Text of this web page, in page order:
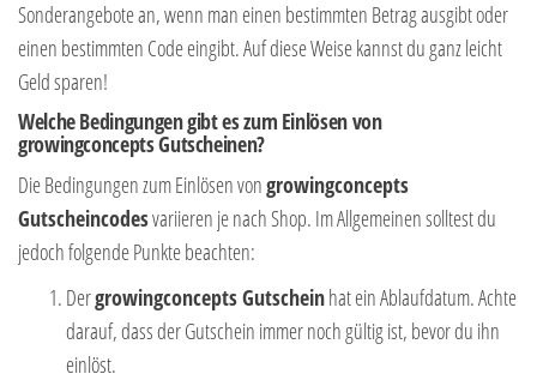
Sonderangebote an, wenn man einen bestimmten Betrag ausgibt oder
einen bestimmten Code eingibt. Auf diese Weise kannst du ganz leicht
Geld sparen!
Welche Bedingungen gibt es zum Einlösen von
growingconcepts Gutscheinen?
Die Bedingungen zum Einlösen vongrowingconcepts
Gutscheincodesvariieren je nach Shop. Im Allgemeinen solltest du
jedoch folgende Punkte beachten:
Dergrowingconcepts Gutscheinhat ein Ablaufdatum. Achte
darauf, dass der Gutschein immer noch gültig ist, bevor du ihn
einlöst.